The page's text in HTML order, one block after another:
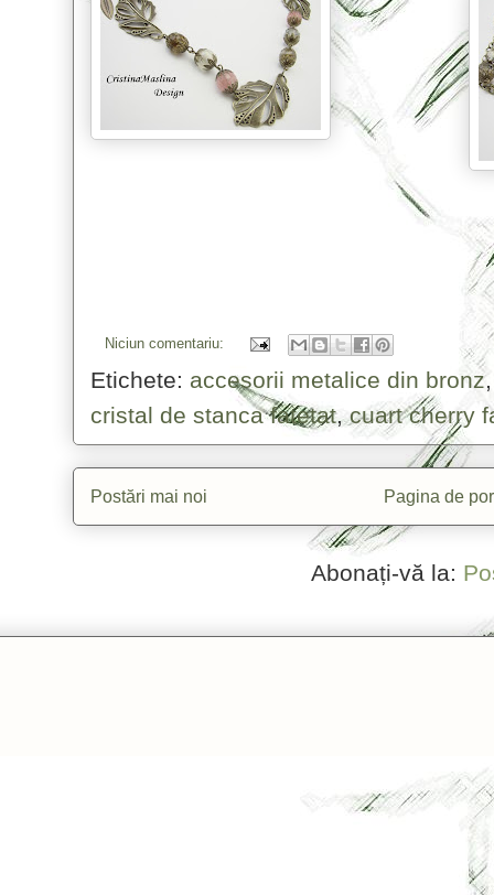
Niciun comentariu:
Etichete: accesorii metalice din bronz
cristal de stanca fatetat,cuart cherry
Postări mai noi Pagina de
Abonați-vă la: